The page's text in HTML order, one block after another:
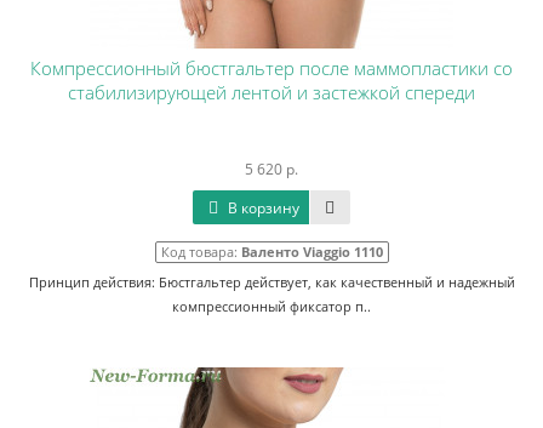
Компрессионный бюстгальтер после маммопластики со
стабилизирующей лентой и застежкой спереди
5 620 р.
В корзину
Код товара: Валенто Viaggio 1110
Принцип действия: Бюстгальтер действует, как качественный и надежный
компрессионный фиксатор п..